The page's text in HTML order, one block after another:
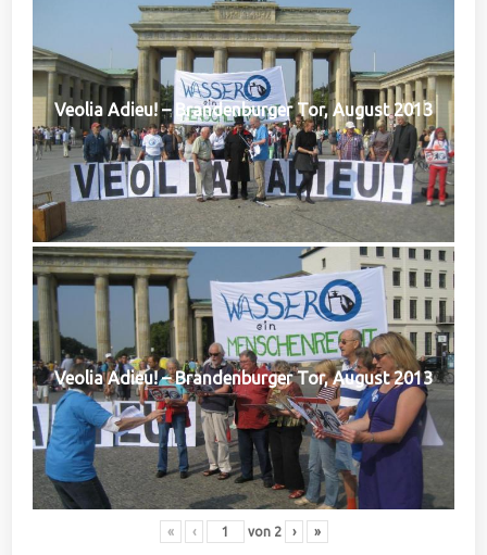
Veolia Adieu! – Brandenburger Tor, August 2013
Veolia Adieu! – Brandenburger Tor, August 2013
« ‹ von 2 › »